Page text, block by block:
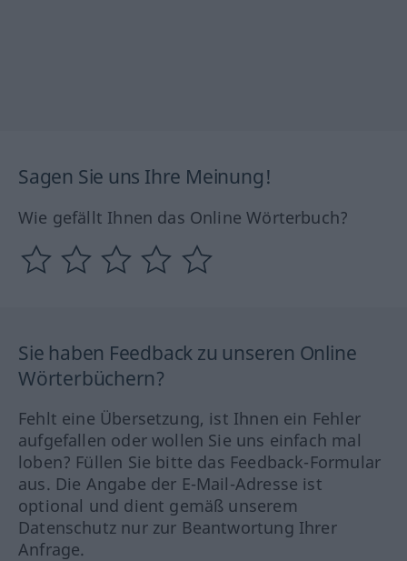
Sagen Sie uns Ihre Meinung!
Wie gefällt Ihnen das Online Wörterbuch?
Sie haben Feedback zu unseren Online
Wörterbüchern?
Fehlt eine Übersetzung, ist Ihnen ein Fehler
aufgefallen oder wollen Sie uns einfach mal
loben? Füllen Sie bitte das Feedback-Formular
aus. Die Angabe der E-Mail-Adresse ist
optional und dient gemäß unserem
Datenschutz nur zur Beantwortung Ihrer
Anfrage.